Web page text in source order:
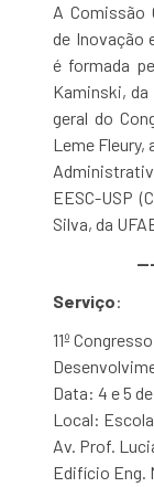
A Comissão
de Inovação
é formada
Kaminski, da
geral do
Leme Fleury,
EESC-USP
Silva, da
Serviço:
11º
Data: 4 e 5
Local:
Av. Prof.
Edifício Eng.